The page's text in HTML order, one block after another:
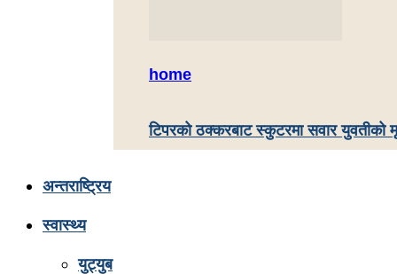
home
टिपरको ठक्करबाट स्कुटरमा सवार युवतीको
अन्तराष्ट्रिय
स्वास्थ्य
युट्युब